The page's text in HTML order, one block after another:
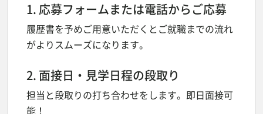
1. 応募フォームまたは電話からご応募
履歴書を予めご用意いただくとご就職までの流れ
がよりスムーズになります。
2. 面接日・見学日程の段取り
担当と段取りの打ち合わせをします。即日面接可
能！